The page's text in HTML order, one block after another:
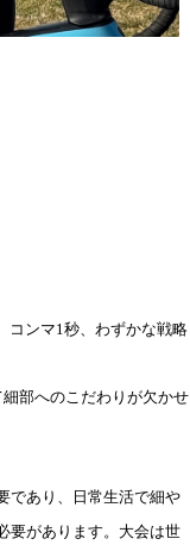
コンマ1秒、わずかな戦略
部へのこだわりが欠かせ
であり、日常生活で細や
要があります。大会は世